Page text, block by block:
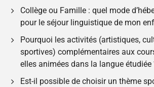
Collège ou Famille : quel mode
pour le séjour linguistique de mon
Pourquoi les activités (artistiques,
sportives) complémentaires aux
elles animées dans la langue étudiée
Est-il possible de choisir un thème